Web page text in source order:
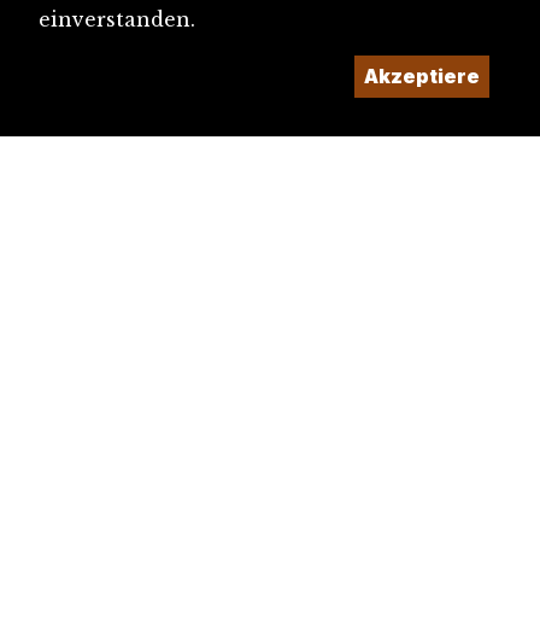
einverstanden.
Akzeptiere